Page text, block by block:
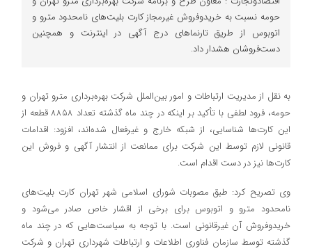
حومه نسبت به خریدوفروش غیرمجاز کارت بلیت‌های نامحدود مترو و
اتوبوس از طریق تارنماهای درج آگهی در اینترنت و همچنین
دست‌فروشان هشدار داد.
به نقل از مدیریت ارتباطات و امور بین‌الملل شرکت بهره‌برداری مترو تهران و
حومه، فرود لطفی با تأکید بر اینکه در چند ماه گذشته تعداد ۸۸۵۸ قطعه از
این کارت‌ها شناسایی، از شبکه خارج و غیرفعال شده‌اند، افزود: اقدامات
قانونی لازم توسط این شرکت برای ممانعت از انتشار آگهی و فروش این
کارت‌ها نیز در دست اقدام است.
وی تصریح کرد: طبق مصوبات شورای اسلامی شهر تهران کارت بلیت‌های
نامحدود مترو و اتوبوس برای برخی از اقشار خاص صادر می‌شود و
خریدوفروش آن غیرقانونی است. با توجه به سیاست‌هایی که در چند ماه
گذشته توسط سازمان فناوری اطلاعات و ارتباطات شهرداری تهران و شرکت